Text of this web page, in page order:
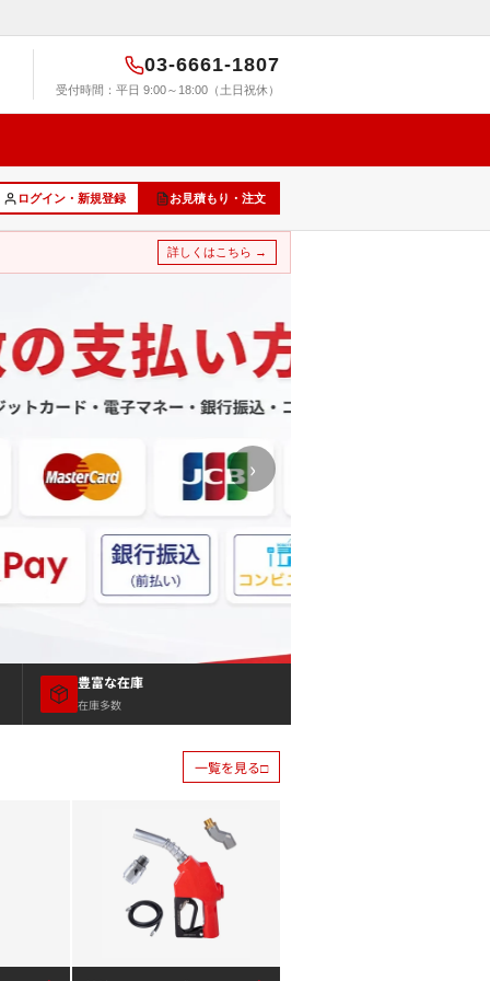
03-6661-1807
受付時間：平日 9:00～18:00（土日祝休）
ログイン・新規登録 お見積もり・注文
詳しくはこちら →
›
豊富な在庫
在庫多数
一覧を見る□